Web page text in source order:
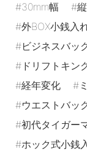
30mm幅
外BOX小銭入
ビジネスバッ
ドリフトキン
経年変化
ウエストバッ
初代タイガー
ホック式小銭